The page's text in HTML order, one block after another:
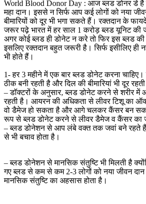
World Blood Donor Day : आज ब्लड डोनर डे है
महा दान। इससे न सिर्फ आप कई लोगों को नया
बीमारियों को दूर भी भगा सकते हैं। रक्तदान के
जरूर पढ़े भारत में हर साल 1 करोड़ ब्लड यूनिट की
अगर कोई ब्लड ही डोनेट न करे तो फिर इस ब्लड की
इसलिए रक्तदान बहुत जरूरी है। सिर्फ इसीलिए ही
भी होते हैं।
1- हर 3 महीने में एक बार ब्लड डोनेट करना
ठीक बनी रहती है और दिल की बीमारियां भी दूर
– डॉक्टरों के अनुसार, ब्लड डोनेट करने से शरीर में
रहती है। आयरन की अधिकता से लीवर टिशू का
वो डैमेज हो सकता है और आगे चलकर कैंसर बन
रूप से ब्लड डोनेट करने से लीवर डैमेज व कैंसर का
– ब्लड डोनेशन से आप लंबे वक्त तक जवां बने रहते
से भी बचाव होता है।
– ब्लड डोनेशन से मानसिक संतुष्टि भी मिलती है
गए ब्लड से कम से कम 2-3 लोगों को नया जीवन
मानसिक संतुष्टि का अहसास होता है।